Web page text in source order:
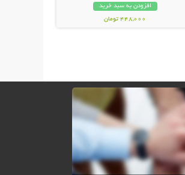
افزودن به سبد خرید
448,000 تومان